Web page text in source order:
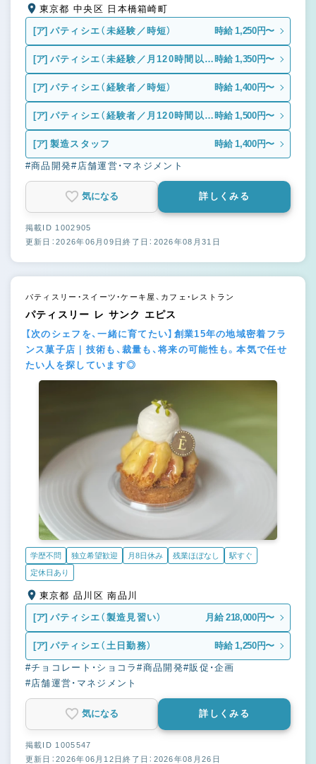
東京都 中央区 日本橋箱崎町
[ア] パティシエ（未経験／時短） 時給 1,250円〜
[ア] パティシエ（未経験／月120時間以
上・週4日以上）
時給 1,350円〜
[ア] パティシエ（経験者／時短） 時給 1,400円〜
[ア] パティシエ（経験者／月120時間以
上・週4日以上）
時給 1,500円〜
[ア] 製造スタッフ 時給 1,400円〜
#商品開発#店舗運営・マネジメント
気になる 詳しくみる
掲載ID 1002905
更新日：2026年06月09日終了日：2026年08月31日
パティスリー・スイーツ・ケーキ屋、カフェ・レストラン
パティスリー レ サンク エピス
【次のシェフを、一緒に育てたい】創業15年の地域密着フラ
ンス菓子店｜技術も、裁量も、将来の可能性も。本気で任せ
たい人を探しています◎
学歴不問 独立希望歓迎 月8日休み 残業ほぼなし
駅すぐ
定休日あり
東京都 品川区 南品川
[ア] パティシエ（製造見習い） 月給 218,000円〜
[ア] パティシエ（土日勤務） 時給 1,250円〜
#チョコレート・ショコラ#商品開発#販促・企画
#店舗運営・マネジメント
気になる 詳しくみる
掲載ID 1005547
更新日：2026年06月12日終了日：2026年08月26日